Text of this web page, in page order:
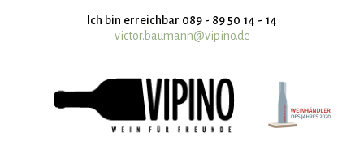
springenIch bin erreichbar 089 - 89 50 14 - 14
victor.baumann@vipino.de